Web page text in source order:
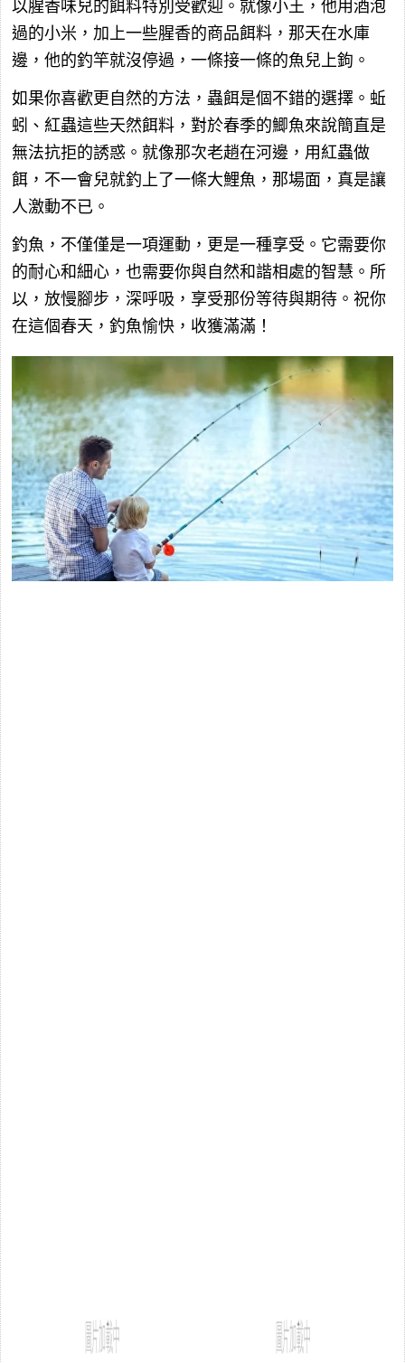
以腥香味兒的餌料特別受歡迎。就像小王，他用酒泡
過的小米，加上一些腥香的商品餌料，那天在水庫
邊，他的釣竿就沒停過，一條接一條的魚兒上鉤。
如果你喜歡更自然的方法，蟲餌是個不錯的選擇。蚯
蚓、紅蟲這些天然餌料，對於春季的鯽魚來說簡直是
無法抗拒的誘惑。就像那次老趙在河邊，用紅蟲做
餌，不一會兒就釣上了一條大鯉魚，那場面，真是讓
人激動不已。
釣魚，不僅僅是一項運動，更是一種享受。它需要你
的耐心和細心，也需要你與自然和諧相處的智慧。所
以，放慢腳步，深呼吸，享受那份等待與期待。祝你
在這個春天，釣魚愉快，收獲滿滿！